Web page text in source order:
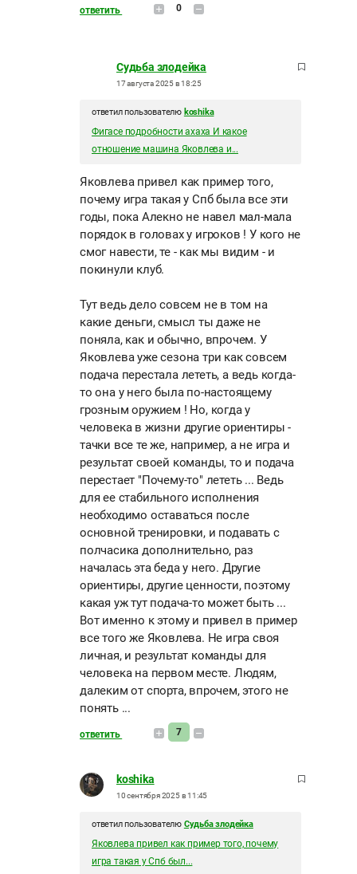
ответить 0
Судьба злодейка
17 августа 2025 в 18:25
ответил пользователю koshika
Фигасе подробности ахаха И какое
отношение машина Яковлева и...
Яковлева привел как пример того,
почему игра такая у Спб была все эти
годы, пока Алекно не навел мал-мала
порядок в головах у игроков ! У кого не
смог навести, те - как мы видим - и
покинули клуб.
Тут ведь дело совсем не в том на
какие деньги, смысл ты даже не
поняла, как и обычно, впрочем. У
Яковлева уже сезона три как совсем
подача перестала лететь, а ведь когда-
то она у него была по-настоящему
грозным оружием ! Но, когда у
человека в жизни другие ориентиры -
тачки все те же, например, а не игра и
результат своей команды, то и подача
перестает "Почему-то" лететь ... Ведь
для ее стабильного исполнения
необходимо оставаться после
основной тренировки, и подавать с
полчасика дополнительно, раз
началась эта беда у него. Другие
ориентиры, другие ценности, поэтому
какая уж тут подача-то может быть ...
Вот именно к этому и привел в пример
все того же Яковлева. Не игра своя
личная, и результат команды для
человека на первом месте. Людям,
далеким от спорта, впрочем, этого не
понять ...
ответить 7
koshika
10 сентября 2025 в 11:45
ответил пользователю Судьба злодейка
Яковлева привел как пример того, почему
игра такая у Спб был...